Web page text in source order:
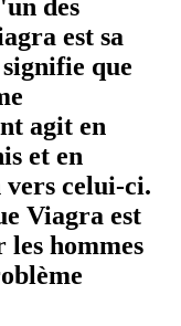
des
est sa
que
agit en
et en
celui-ci.
Viagra est
hommes